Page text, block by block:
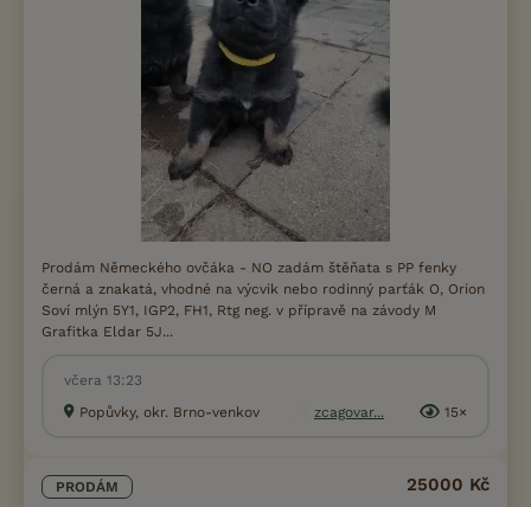
Prodám Německého ovčáka - NO zadám štěňata s PP fenky
černá a znakatá, vhodné na výcvik nebo rodinný parťák O, Orion
Soví mlýn 5Y1, IGP2, FH1, Rtg neg. v přípravě na závody M
Grafitka Eldar 5J...
včera 13:23
Popůvky, okr. Brno-venkov
zcagovar... 15×
PRODÁM 25000 Kč